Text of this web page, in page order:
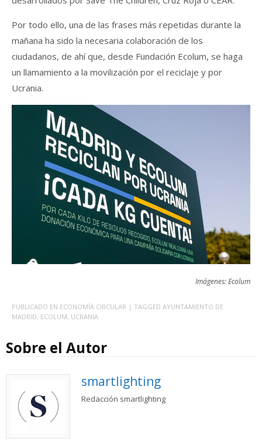
Por todo ello, una de las frases más repetidas durante la
mañana ha sido la necesaria colaboración de los
ciudadanos, de ahí que, desde Fundación Ecolum, se haga
un llamamiento a la movilización por el reciclaje y por
Ucrania.
Imágenes: Ecolum
PUBLICADO EN ECONOMÍA CIRCULAR | TAGGED AYUNTAMIENTO DE
MADRID, ECOLUM, UCRANIA
Sobre el Autor
smartlighting
Redacción smartlighting